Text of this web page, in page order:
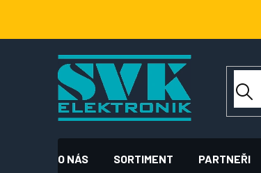
obsah
O NÁS SORTIMENT PARTNEŘI